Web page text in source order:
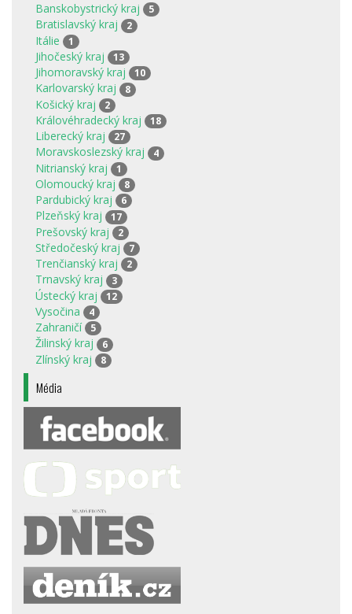
Banskobystrický kraj 5
Bratislavský kraj 2
Itálie 1
Jihočeský kraj 13
Jihomoravský kraj 10
Karlovarský kraj 8
Košický kraj 2
Královéhradecký kraj 18
Liberecký kraj 27
Moravskoslezský kraj 4
Nitrianský kraj 1
Olomoucký kraj 8
Pardubický kraj 6
Plzeňský kraj 17
Prešovský kraj 2
Středočeský kraj 7
Trenčianský kraj 2
Trnavský kraj 3
Ústecký kraj 12
Vysočina 4
Zahraničí 5
Žilinský kraj 6
Zlínský kraj 8
Média